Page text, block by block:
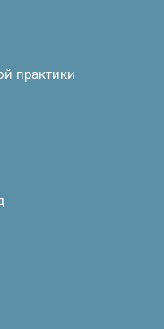
практики